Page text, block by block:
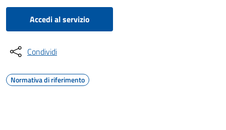
Accedi al servizio
Condividi
Normativa di riferimento